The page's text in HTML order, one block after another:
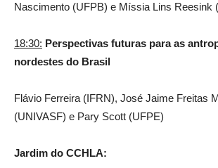
Nascimento (UFPB) e Míssia Lins Reesink
18:30: Perspectivas futuras para as
nordestes do Brasil
Flávio Ferreira (IFRN), José Jaime Freitas
(UNIVASF) e Pary Scott (UFPE)
Jardim do CCHLA: